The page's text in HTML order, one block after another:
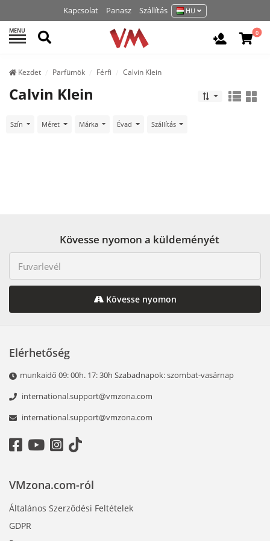
Kapcsolat Panasz Szállítás HU
MENU Keresés Belépés
0
Kezdet Parfümök Férfi Calvin Klein
Calvin Klein
Szín Méret Márka Évad Szállítás
Kövesse nyomon a küldeményét
Kövesse nyomon
Elérhetőség
munkaidő 09: 00h. 17: 30h Szabadnapok: szombat-vasárnap
international.support@vmzona.com
international.support@vmzona.com
VMzona.com-ról
Általános Szerződési Feltételek
GDPR